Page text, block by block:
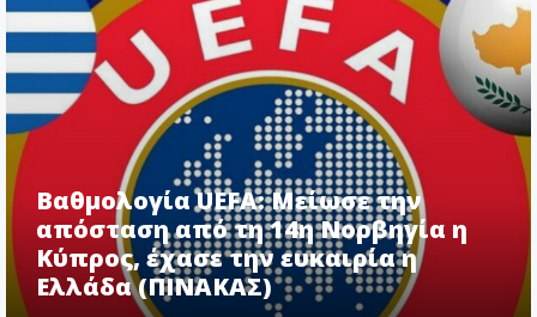
Βαθμολογία UEFA: Μείωσε την
απόσταση από τη 14η Νορβηγία η
Κύπρος, έχασε την ευκαιρία η
Ελλάδα (ΠΙΝΑΚΑΣ)